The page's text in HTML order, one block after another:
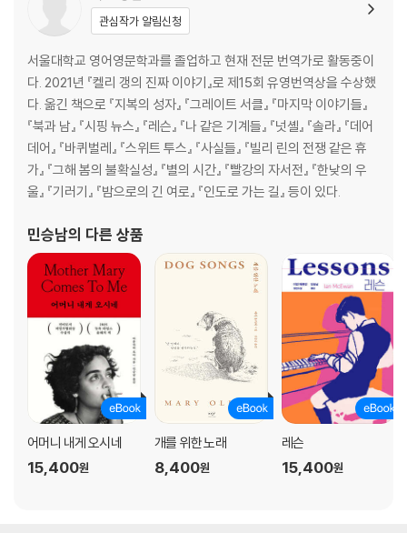
관심작가 알림신청
서울대학교 영어영문학과를 졸업하고 현재 전문 번역가로 활동중이
다. 2021년 『켈리 갱의 진짜 이야기』로 제15회 유영번역상을 수상했
다. 옮긴 책으로 『지복의 성자』 『그레이트 서클』 『마지막 이야기들』
『북과 남』 『시핑 뉴스』 『레슨』 『나 같은 기계들』 『넛셸』 『솔라』 『데어
데어』 『바퀴벌레』 『스위트 투스』 『사실들』 『빌리 린의 전쟁 같은 휴
가』 『그해 봄의 불확실성』 『별의 시간』 『빨강의 자서전』 『한낮의 우
울』 『기러기』 『밤으로의 긴 여로』 『인도로 가는 길』 등이 있다.
민승남의 다른 상품
어머니 내게 오시네
15,400원
개를 위한 노래
8,400원
레슨
15,400원